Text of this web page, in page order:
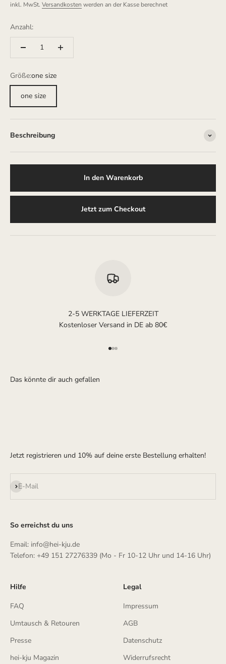
inkl. MwSt. Versandkosten werden an der Kasse berechnet
Anzahl:
Größe:one size
one size
Beschreibung
In den Warenkorb
Jetzt zum Checkout
2-5 WERKTAGE LIEFERZEIT
Kostenloser Versand in DE ab 80€
Jetzt registrieren und 10% auf deine erste Bestellung erhalten!
E-Mail
Abonnieren
So erreichst du uns
Email: info@hei-kju.de
Telefon: +49 151 27276339 (Mo - Fr 10-12 Uhr und 14-16 Uhr)
Hilfe
FAQ
Umtausch & Retouren
Presse
hei-kju Magazin
Legal
Impressum
AGB
Datenschutz
Widerrufsrecht